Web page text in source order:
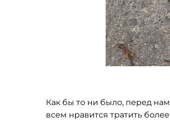
Как бы то ни было, перед
всем нравится тратить